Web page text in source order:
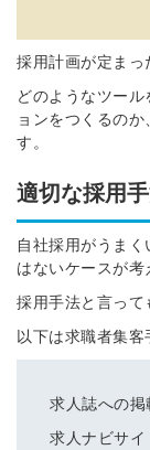
採用計画が定まっ
どのようなツー
ョンをつくるの
す。
適切な採用
自社採用がうま
はないケースが考
採用手法と言って
以下は求職者集客
求人誌への掲
求人ナビサイ